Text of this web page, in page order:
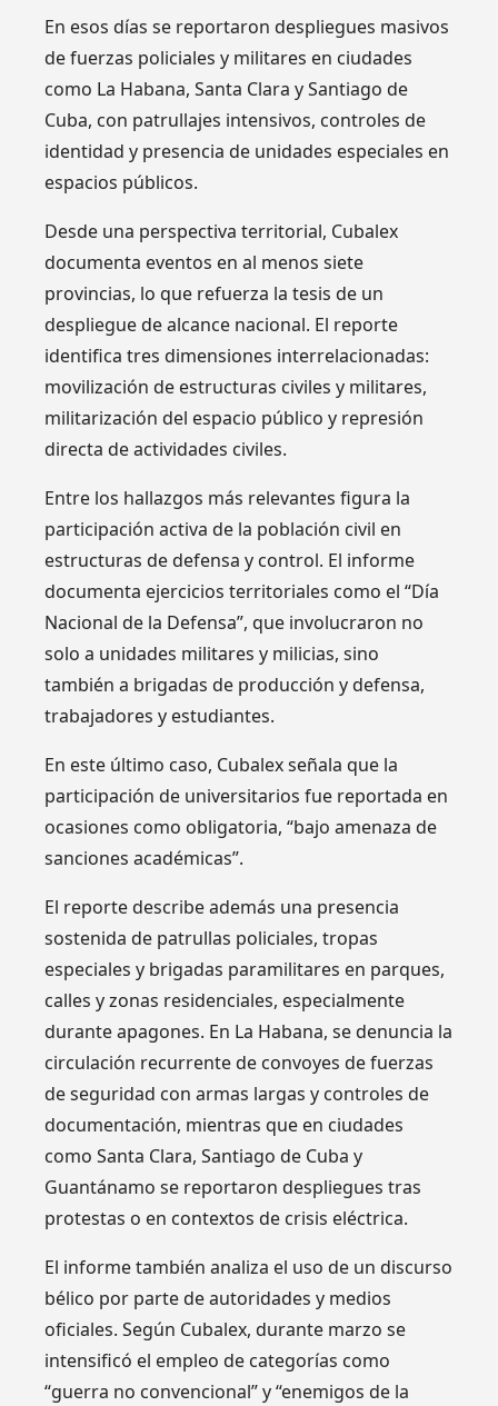
En esos días se reportaron despliegues masivos
de fuerzas policiales y militares en ciudades
como La Habana, Santa Clara y Santiago de
Cuba, con patrullajes intensivos, controles de
identidad y presencia de unidades especiales en
espacios públicos.
Desde una perspectiva territorial, Cubalex
documenta eventos en al menos siete
provincias, lo que refuerza la tesis de un
despliegue de alcance nacional. El reporte
identifica tres dimensiones interrelacionadas:
movilización de estructuras civiles y militares,
militarización del espacio público y represión
directa de actividades civiles.
Entre los hallazgos más relevantes figura la
participación activa de la población civil en
estructuras de defensa y control. El informe
documenta ejercicios territoriales como el “Día
Nacional de la Defensa”, que involucraron no
solo a unidades militares y milicias, sino
también a brigadas de producción y defensa,
trabajadores y estudiantes.
En este último caso, Cubalex señala que la
participación de universitarios fue reportada en
ocasiones como obligatoria, “bajo amenaza de
sanciones académicas”.
El reporte describe además una presencia
sostenida de patrullas policiales, tropas
especiales y brigadas paramilitares en parques,
calles y zonas residenciales, especialmente
durante apagones. En La Habana, se denuncia la
circulación recurrente de convoyes de fuerzas
de seguridad con armas largas y controles de
documentación, mientras que en ciudades
como Santa Clara, Santiago de Cuba y
Guantánamo se reportaron despliegues tras
protestas o en contextos de crisis eléctrica.
El informe también analiza el uso de un discurso
bélico por parte de autoridades y medios
oficiales. Según Cubalex, durante marzo se
intensificó el empleo de categorías como
“guerra no convencional” y “enemigos de la